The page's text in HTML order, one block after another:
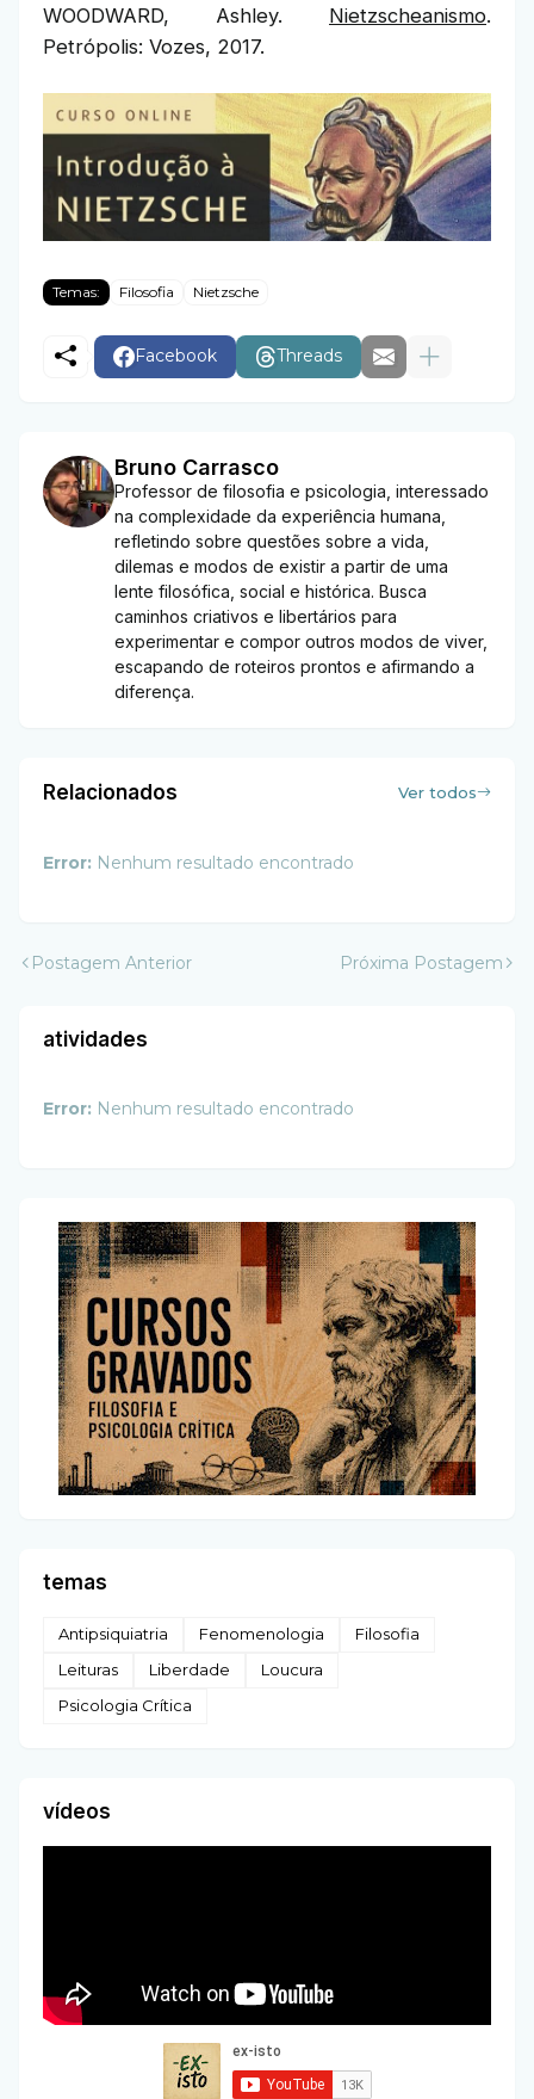
WOODWARD, Ashley. Nietzscheanismo.
Petrópolis: Vozes, 2017.
Temas: Filosofia Nietzsche
Facebook Threads
Bruno Carrasco
Professor de filosofia e psicologia, interessado
na complexidade da experiência humana,
refletindo sobre questões sobre a vida,
dilemas e modos de existir a partir de uma
lente filosófica, social e histórica. Busca
caminhos criativos e libertários para
experimentar e compor outros modos de viver,
escapando de roteiros prontos e afirmando a
diferença.
Relacionados Ver todos
Error: Nenhum resultado encontrado
Postagem Anterior Próxima Postagem
atividades
Error: Nenhum resultado encontrado
temas
Antipsiquiatria Fenomenologia
Filosofia
Leituras
Liberdade
Loucura
Psicologia Crítica
vídeos